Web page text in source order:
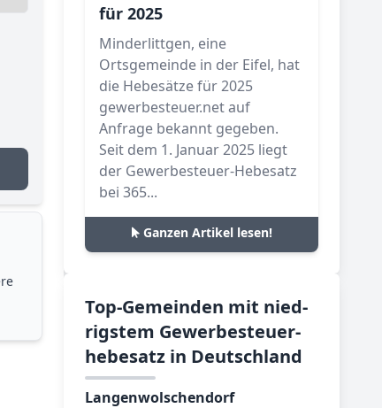
für 2025
Minderlittgen, eine
Ortsgemeinde in der Eifel, hat
die Hebesätze für 2025
gewerbesteuer.net auf
Anfrage bekannt gegeben.
Seit dem 1. Januar 2025 liegt
der Gewerbesteuer-Hebesatz
bei 365...
Ganzen Artikel lesen!
Top-­Ge­mein­den mit nied­
rig­stem Ge­wer­be­steu­er­
he­be­satz in Deutsch­land
Langenwolschendorf